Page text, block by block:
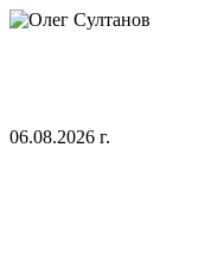
06.08.2026 г.